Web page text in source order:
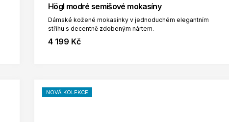
Högl modré semišové mokasíny
Dámské kožené mokasínky v jednoduchém elegantním
střihu s decentně zdobeným nártem.
4 199 Kč
NOVÁ KOLEKCE